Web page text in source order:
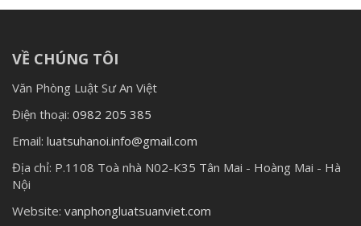
VỀ CHÚNG TÔI
Văn Phòng Luật Sư An Việt
Điện thoại: 0982 205 385
Email: luatsuhanoi.info@gmail.com
Địa chỉ: P.1108 Toà nhà N02-K35 Tân Mai - Hoàng Mai - Hà
Nội
Website: vanphongluatsuanviet.com